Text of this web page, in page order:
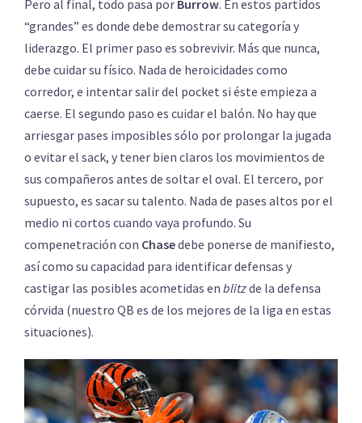
Pero al final, todo pasa por Burrow. En estos partidos
“grandes” es donde debe demostrar su categoría y
liderazgo. El primer paso es sobrevivir. Más que nunca,
debe cuidar su físico. Nada de heroicidades como
corredor, e intentar salir del pocket si éste empieza a
caerse. El segundo paso es cuidar el balón. No hay que
arriesgar pases imposibles sólo por prolongar la jugada
o evitar el sack, y tener bien claros los movimientos de
sus compañeros antes de soltar el oval. El tercero, por
supuesto, es sacar su talento. Nada de pases altos por el
medio ni cortos cuando vaya profundo. Su
compenetración con Chasedebe ponerse de manifiesto,
así como su capacidad para identificar defensas y
castigar las posibles acometidas en blitzde la defensa
córvida (nuestro QB es de los mejores de la liga en estas
situaciones).